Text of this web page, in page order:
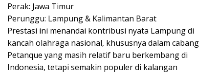
Perak: Jawa Timur
Perunggu: Lampung & Kalimantan Barat
Prestasi ini menandai kontribusi nyata Lampung di
kancah olahraga nasional, khususnya dalam cabang
Petanque yang masih relatif baru berkembang di
Indonesia, tetapi semakin populer di kalangan